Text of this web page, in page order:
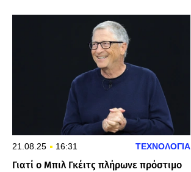
21.08.25 16:31 ΤΕΧΝΟΛΟΓΙΑ
Γιατί ο Μπιλ Γκέιτς πλήρωνε πρόστιμο